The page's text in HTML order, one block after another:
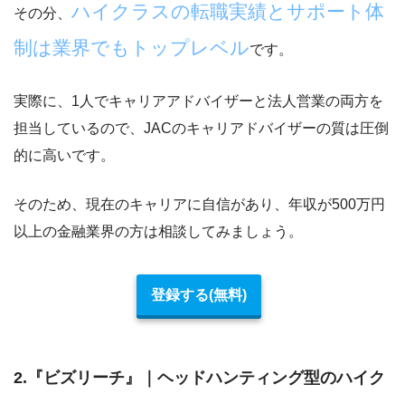
その分、 ハイクラスの転職実績とサポート体
制は業界でもトップレベルです。
実際に、1人でキャリアアドバイザーと法人営業の両方を
担当しているので、JACのキャリアドバイザーの質は圧倒
的に高いです。
そのため、現在のキャリアに自信があり、年収が500万円
以上の金融業界の方は相談してみましょう。
登録する(無料)
2.『ビズリーチ』｜ヘッドハンティング型のハイク